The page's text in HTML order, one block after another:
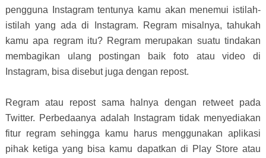
pengguna Instagram tentunya kamu akan menemui istilah-
istilah yang ada di Instagram. Regram misalnya, tahukah
kamu apa regram itu? Regram merupakan suatu tindakan
membagikan ulang postingan baik foto atau video di
Instagram, bisa disebut juga dengan repost.
Regram atau repost sama halnya dengan retweet pada
Twitter. Perbedaanya adalah Instagram tidak menyediakan
fitur regram sehingga kamu harus menggunakan aplikasi
pihak ketiga yang bisa kamu dapatkan di Play Store atau